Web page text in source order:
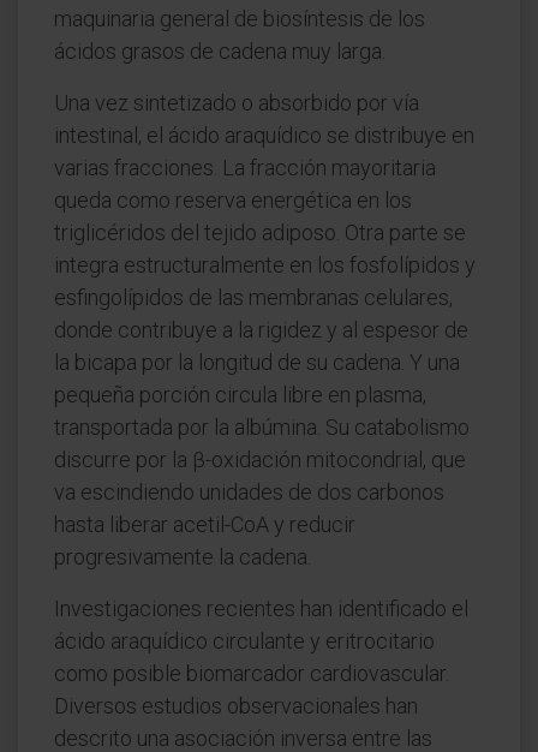
maquinaria general de biosíntesis de los
ácidos grasos de cadena muy larga.
Una vez sintetizado o absorbido por vía
intestinal, el ácido araquídico se distribuye en
varias fracciones. La fracción mayoritaria
queda como reserva energética en los
triglicéridos del tejido adiposo. Otra parte se
integra estructuralmente en los fosfolípidos y
esfingolípidos de las membranas celulares,
donde contribuye a la rigidez y al espesor de
la bicapa por la longitud de su cadena. Y una
pequeña porción circula libre en plasma,
transportada por la albúmina. Su catabolismo
discurre por la β-oxidación mitocondrial, que
va escindiendo unidades de dos carbonos
hasta liberar acetil-CoA y reducir
progresivamente la cadena.
Investigaciones recientes han identificado el
ácido araquídico circulante y eritrocitario
como posible biomarcador cardiovascular.
Diversos estudios observacionales han
descrito una asociación inversa entre las